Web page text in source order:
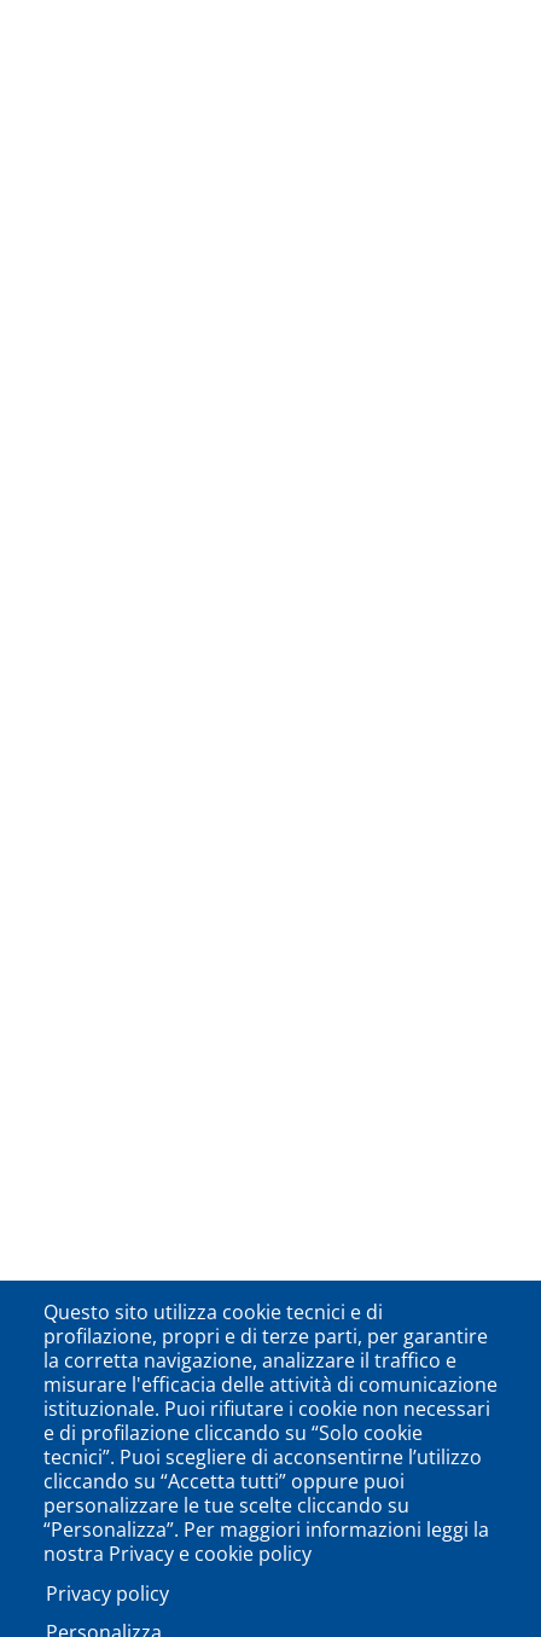
Questo sito utilizza cookie tecnici e di
profilazione, propri e di terze parti, per garantire
la corretta navigazione, analizzare il traffico e
misurare l'efficacia delle attività di comunicazione
istituzionale. Puoi rifiutare i cookie non necessari
e di profilazione cliccando su “Solo cookie
tecnici”. Puoi scegliere di acconsentirne l’utilizzo
cliccando su “Accetta tutti” oppure puoi
personalizzare le tue scelte cliccando su
“Personalizza”. Per maggiori informazioni leggi la
nostra Privacy e cookie policy
Privacy policy